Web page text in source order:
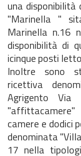
una
"Marinella "
Marinella n.16
disponibilità di
icinque posti
Inoltre sono
ricettiva
Agrigento Via
camere e
denominata
17 nella